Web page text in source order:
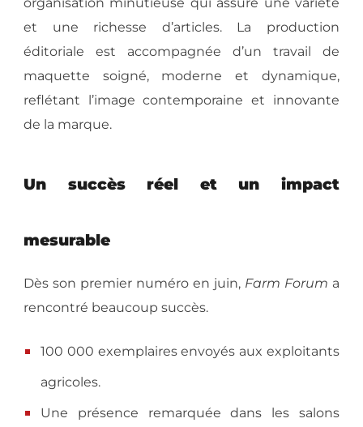
et une richesse d’articles. La production
éditoriale est accompagnée d’un travail de
maquette soigné, moderne et dynamique,
reflétant l’image contemporaine et innovante
de la marque.
Un succès réel et un impact
mesurable
Dès son premier numéro en juin, Farm Forum a
rencontré beaucoup succès.
100 000 exemplaires envoyés aux exploitants
agricoles.
Une présence remarquée dans les salons